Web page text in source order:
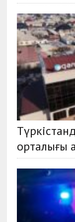
орталығы